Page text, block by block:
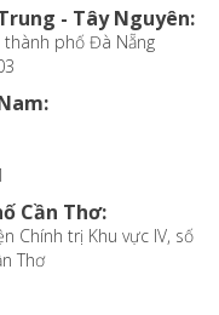
- Tây Nguyên:
thành phố Đà Nẵng
Cần Thơ:
Chính trị Khu vực IV, số
Thơ